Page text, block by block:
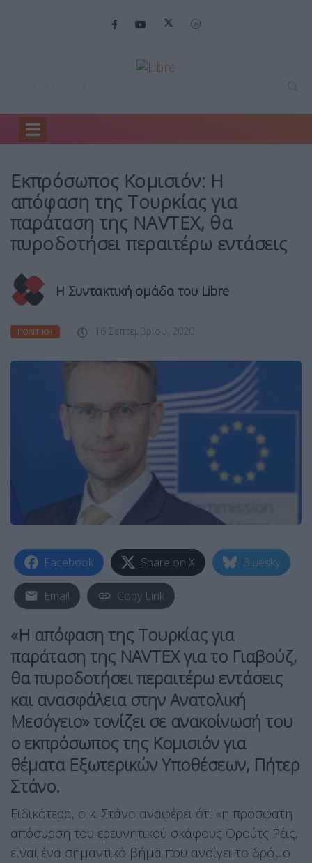
Home
Eκπρόσωπος Κομισιόν: Η
απόφαση της Τουρκίας για
παράταση της NAVTEX, θα
πυροδοτήσει περαιτέρω εντάσεις
Η Συντακτική ομάδα του Libre
ΠΟΛΙΤΙΚΉ 16 Σεπτεμβρίου, 2020
Facebook Share on X Bluesky
Email Copy Link
«Η απόφαση της Τουρκίας για
παράταση της NAVTEX για το Γιαβούζ,
θα πυροδοτήσει περαιτέρω εντάσεις
και ανασφάλεια στην Ανατολική
Μεσόγειο» τονίζει σε ανακοίνωσή του
ο εκπρόσωπος της Κομισιόν για
θέματα Εξωτερικών Υποθέσεων, Πήτερ
Στάνο.
Ειδικότερα, ο κ. Στάνο αναφέρει ότι «η πρόσφατη
απόσυρση του ερευνητικού σκάφους Ορούτς Ρέις,
είναι ένα σημαντικό βήμα που ανοίγει το δρόμο